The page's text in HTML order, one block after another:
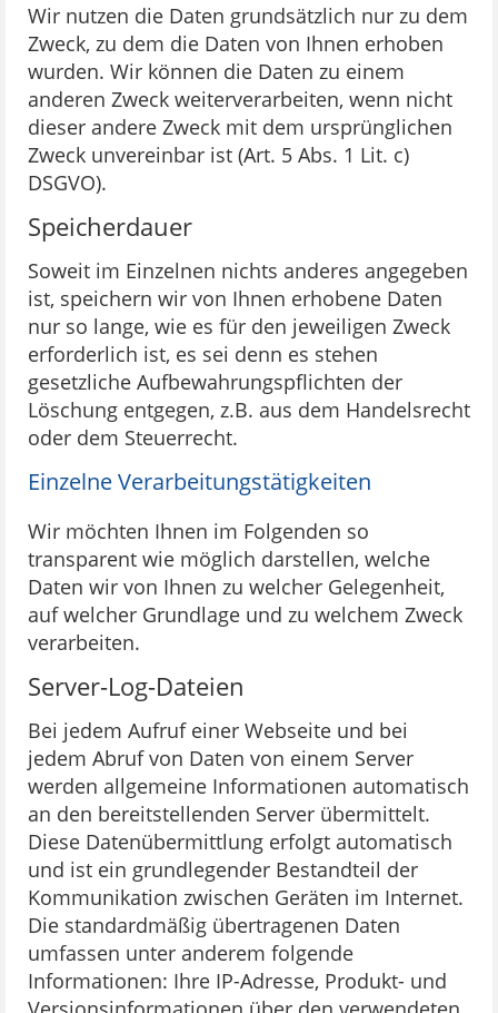
Wir nutzen die Daten grundsätzlich nur zu dem
Zweck, zu dem die Daten von Ihnen erhoben
wurden. Wir können die Daten zu einem
anderen Zweck weiterverarbeiten, wenn nicht
dieser andere Zweck mit dem ursprünglichen
Zweck unvereinbar ist (Art. 5 Abs. 1 Lit. c)
DSGVO).
Speicherdauer
Soweit im Einzelnen nichts anderes angegeben
ist, speichern wir von Ihnen erhobene Daten
nur so lange, wie es für den jeweiligen Zweck
erforderlich ist, es sei denn es stehen
gesetzliche Aufbewahrungspflichten der
Löschung entgegen, z.B. aus dem Handelsrecht
oder dem Steuerrecht.
Einzelne Verarbeitungstätigkeiten
Wir möchten Ihnen im Folgenden so
transparent wie möglich darstellen, welche
Daten wir von Ihnen zu welcher Gelegenheit,
auf welcher Grundlage und zu welchem Zweck
verarbeiten.
Server-Log-Dateien
Bei jedem Aufruf einer Webseite und bei
jedem Abruf von Daten von einem Server
werden allgemeine Informationen automatisch
an den bereitstellenden Server übermittelt.
Diese Datenübermittlung erfolgt automatisch
und ist ein grundlegender Bestandteil der
Kommunikation zwischen Geräten im Internet.
Die standardmäßig übertragenen Daten
umfassen unter anderem folgende
Informationen: Ihre IP-Adresse, Produkt- und